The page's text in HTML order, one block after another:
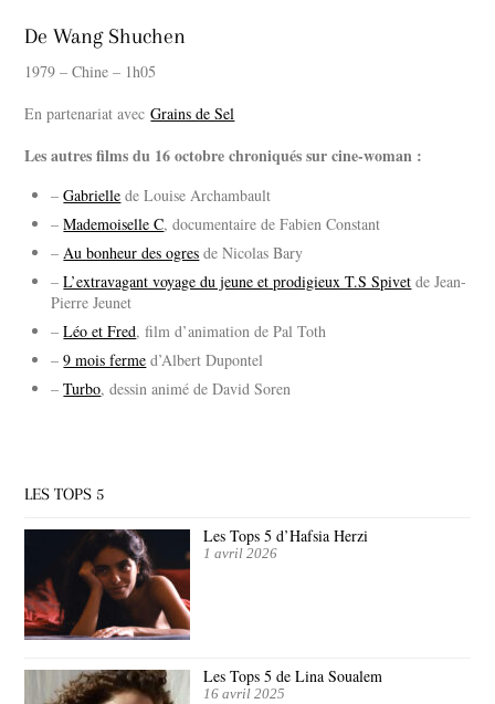
De Wang Shuchen
1979 – Chine – 1h05
En partenariat avecGrains de Sel
Les autres films du 16 octobre chroniqués sur cine-woman :
–Gabrielle de Louise Archambault
–Mademoiselle C, documentaire de Fabien Constant
–Au bonheur des ogres de Nicolas Bary
–L’extravagant voyage du jeune et prodigieux T.S Spivet de Jean-
Pierre Jeunet
–Léo et Fred, film d’animation de Pal Toth
–9 mois ferme d’Albert Dupontel
–Turbo, dessin animé de David Soren
LES TOPS 5
Les Tops 5 d’Hafsia Herzi
1 avril 2026
Les Tops 5 de Lina Soualem
16 avril 2025